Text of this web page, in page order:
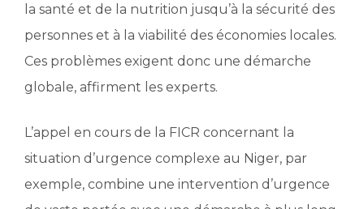
la santé et de la nutrition jusqu’à la sécurité des
personnes et à la viabilité des économies locales.
Ces problèmes exigent donc une démarche
globale, affirment les experts.
L’appel en cours de la FICR concernant la
situation d’urgence complexe au Niger, par
exemple, combine une intervention d’urgence